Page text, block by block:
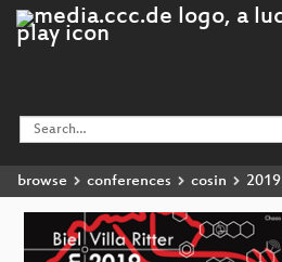
browse conferences cosin 2019